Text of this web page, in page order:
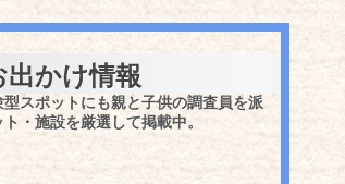
かけ情報
スポットにも親と子供の調査員を派
・施設を厳選して掲載中。